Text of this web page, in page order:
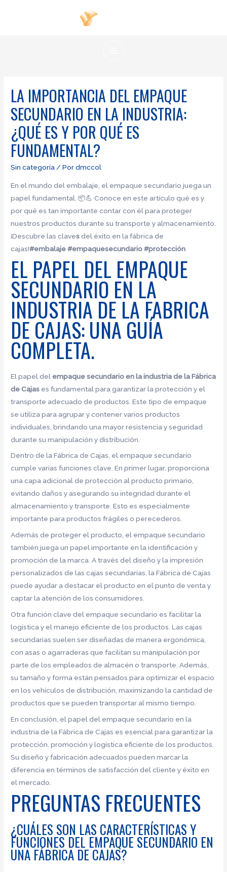
LA IMPORTANCIA DEL EMPAQUE
SECUNDARIO EN LA INDUSTRIA:
¿QUÉ ES Y POR QUÉ ES
FUNDAMENTAL?
Sin categoría / Pordmccol
En el mundo del embalaje, el empaque secundario juega un
papel fundamental. 📦💪 Conoce en este artículo qué es y
por qué es tan importante contar con él para proteger
nuestros productos durante su transporte y almacenamiento.
¡Descubre las clavesdel éxito en la fábrica de
cajas!#embalaje#empaquesecundario#protección
EL PAPEL DEL EMPAQUE
SECUNDARIO EN LA
INDUSTRIA DE LA FABRICA
DE CAJAS: UNA GUÍA
COMPLETA.
El papel del empaque secundario en la industria de la Fábrica
de Cajas es fundamental para garantizar la protección y el
transporte adecuado de productos. Este tipo de empaque
se utiliza para agrupar y contener varios productos
individuales, brindando una mayor resistencia y seguridad
durante su manipulación y distribución.
Dentro de la Fábrica de Cajas, el empaque secundario
cumple varias funciones clave. En primer lugar, proporciona
una capa adicional de protección al producto primario,
evitando daños y asegurando su integridad durante el
almacenamiento y transporte. Esto es especialmente
importante para productos frágiles o perecederos.
Además de proteger el producto, el empaque secundario
también juega un papel importante en la identificación y
promoción de la marca. A través del diseño y la impresión
personalizados de las cajas secundarias, la Fábrica de Cajas
puede ayudar a destacar el producto en el punto de venta y
captar la atención de los consumidores.
Otra función clave del empaque secundario es facilitar la
logística y el manejo eficiente de los productos. Las cajas
secundarias suelen ser diseñadas de manera ergonómica,
con asas o agarraderas que facilitan su manipulación por
parte de los empleados de almacén o transporte. Además,
su tamaño y forma están pensados para optimizar el espacio
en los vehículos de distribución, maximizando la cantidad de
productos que se pueden transportar al mismo tiempo.
En conclusión, el papel del empaque secundario en la
industria de la Fábrica de Cajas es esencial para garantizar la
protección, promoción y logística eficiente de los productos.
Su diseño y fabricación adecuados pueden marcar la
diferencia en términos de satisfacción del cliente y éxito en
el mercado.
PREGUNTAS FRECUENTES
¿CUÁLES SON LAS CARACTERÍSTICAS Y
FUNCIONES DEL EMPAQUE SECUNDARIO EN
UNA FÁBRICA DE CAJAS?